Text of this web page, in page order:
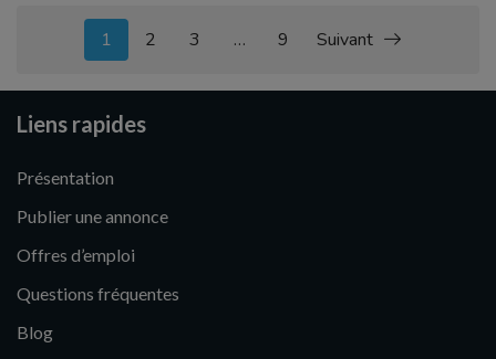
1 2 3 … 9 Suivant
Liens rapides
Présentation
Publier une annonce
Offres d’emploi
Questions fréquentes
Blog